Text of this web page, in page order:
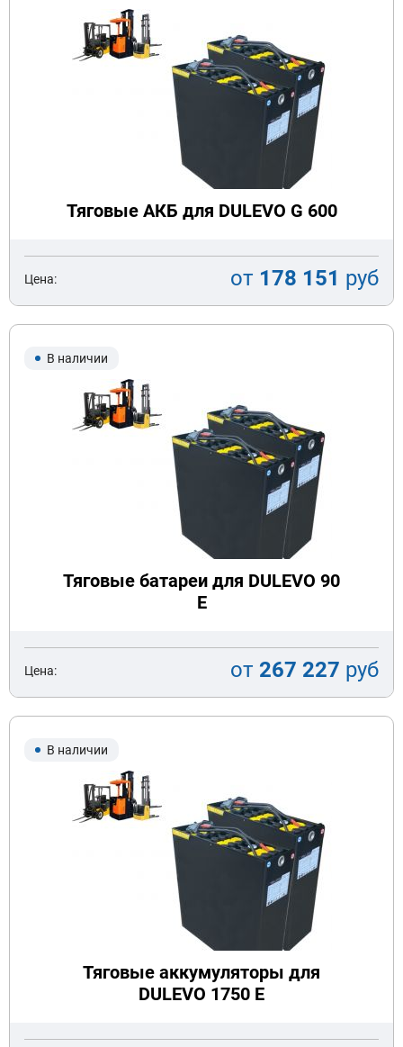
Тяговые АКБ для DULEVO G 600
Цена: от 178 151 руб
В наличии
Тяговые батареи для DULEVO 90
E
Цена: от 267 227 руб
В наличии
Тяговые аккумуляторы для
DULEVO 1750 E